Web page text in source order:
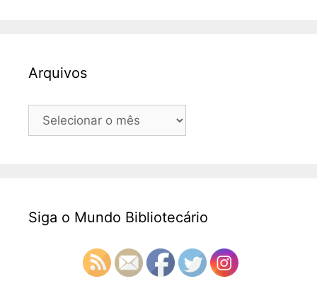
Arquivos
Arquivos
Siga o Mundo Bibliotecário